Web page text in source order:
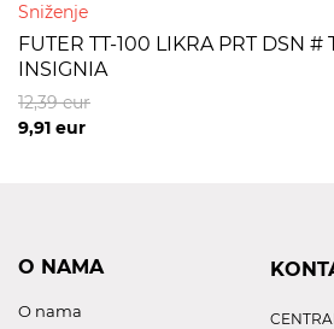
Sniženje
FUTER TT-100 LIKRA PRT DSN #
INSIGNIA
9,91 eur
12,39eur
O NAMA
O nama